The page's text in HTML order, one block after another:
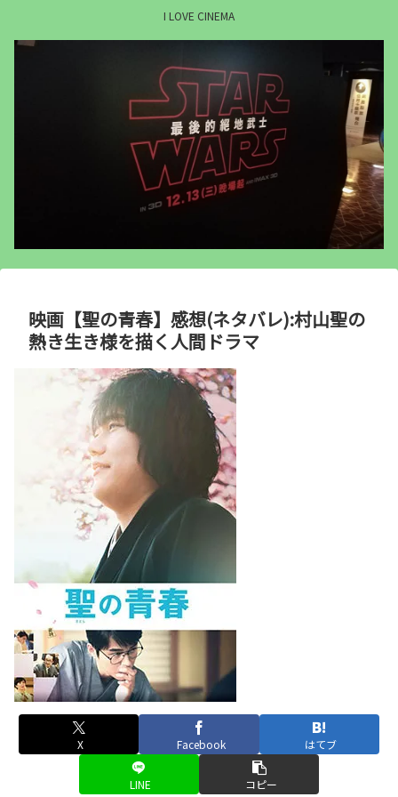
I LOVE CINEMA
映画【聖の青春】感想(ネタバレ):村山聖の
熱き生き様を描く人間ドラマ
X Facebook はてブ
LINE コピー